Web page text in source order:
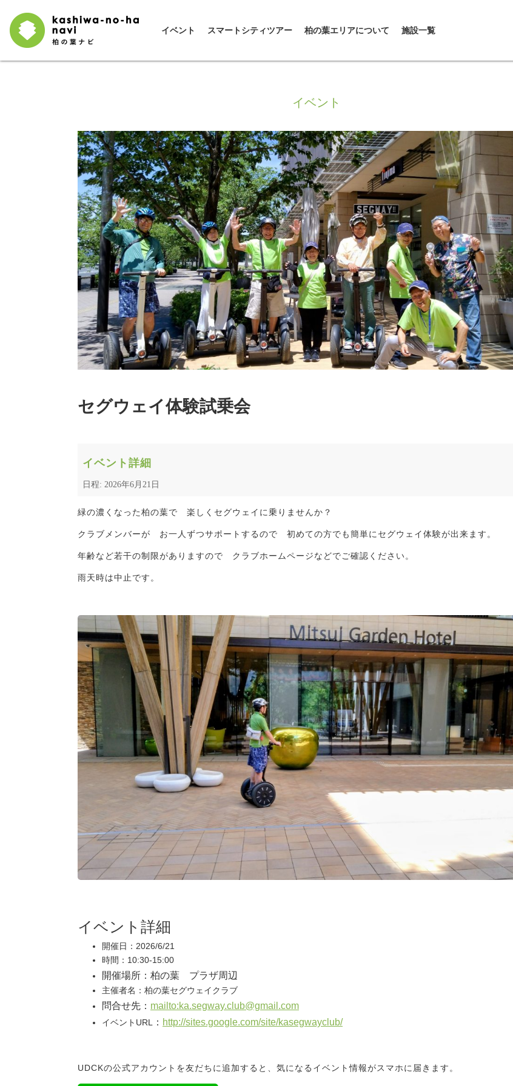
イベント スマートシティツアー 柏の葉エリアについて 施設一覧
イベント
セグウェイ体験試乗会
イベント詳細
日程: 2026年6月21日
緑の濃くなった柏の葉で 楽しくセグウェイに乗りませんか？
クラブメンバーが お一人ずつサポートするので 初めての方でも簡単にセグウェイ体験が出来ます。
年齢など若干の制限がありますので クラブホームページなどでご確認ください。
雨天時は中止です。
イベント詳細
開催日：2026/6/21
時間：10:30-15:00
開催場所：柏の葉 プラザ周辺
主催者名：柏の葉セグウェイクラブ
問合せ先： mailto:ka.segway.club@gmail.com
イベントURL ： http://sites.google.com/site/kasegwayclub/
UDCKの公式アカウントを友だちに追加すると、気になるイベント情報がスマホに届きます。